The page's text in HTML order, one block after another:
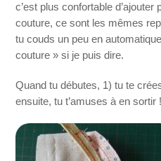
c’est plus confortable
couture, ce sont les mêmes
tu couds un peu en
couture » si je puis dire.
Quand tu débutes, 1) tu te
ensuite, tu t’amuses à en sortir !